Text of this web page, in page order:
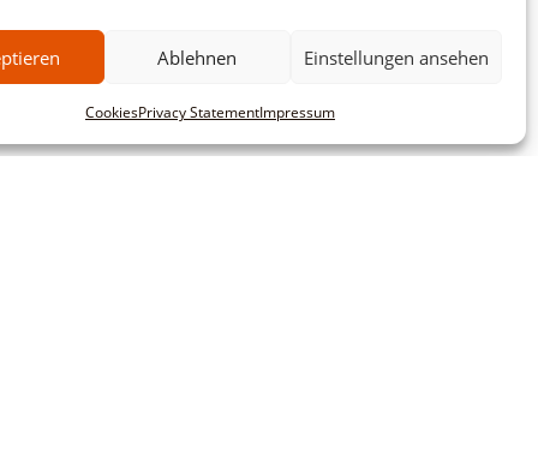
Ablehnen Einstellungen ansehen
CookiesPrivacy StatementImpressum